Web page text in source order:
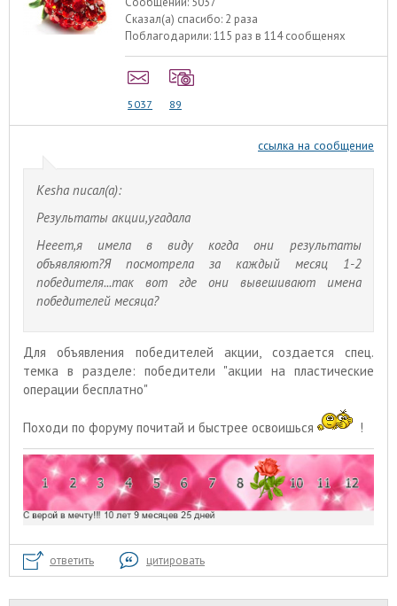
Сказал(а) спасибо: 2 раза
Поблагодарили:115 раз в 114 сообщенях
5037 89
ссылка на сообщение
Kesha писал(а):
Результаты акции,угадала
Нееет,я имела в виду когда они результаты
объявляют?Я посмотрела за каждый месяц 1-2
победителя...так вот где они вывешивают имена
победителей месяца?
Для объявления победителей акции, создается спец.
темка в разделе: победители "акции на пластические
операции бесплатно"
Походи по форуму почитай и быстрее освоишься !
ответить цитировать